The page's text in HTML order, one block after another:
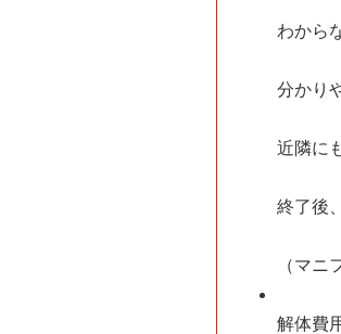
わから
分かり
近隣に
終了後
（マニ
解体費